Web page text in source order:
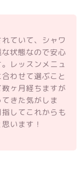
ていて、シャワ
状態なので安心
レッスンメニュ
わせて選ぶこと
ヶ月経ちますが
きた気がしま
してこれからも
います！